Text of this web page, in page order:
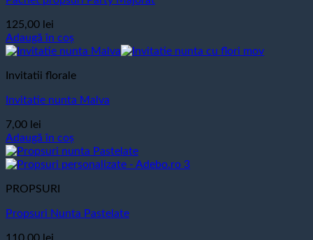
125,00 lei
Adaugă în coș
Invitatii florale
Invitatie nunta Malva
7,00 lei
Adaugă în coș
PROPSURI
Propsuri Nunta Pastelate